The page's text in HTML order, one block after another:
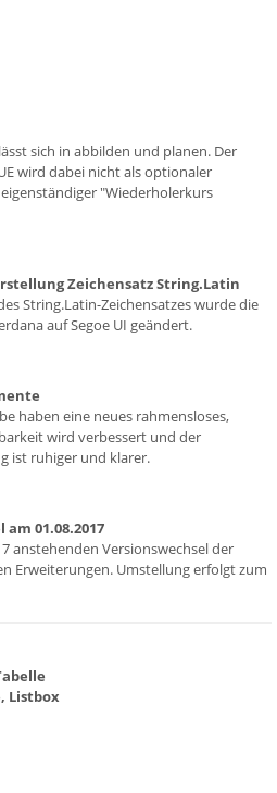
sich in abbilden und planen. Der
wird dabei nicht als optionaler
"Wiederholerkurs
Zeichensatz String.Latin
String.Latin-Zeichensatzes wurde die
auf Segoe UI geändert.
haben eine neues rahmensloses,
wird verbessert und der
ist ruhiger und klarer.
01.08.2017
anstehenden Versionswechsel der
Erweiterungen. Umstellung erfolgt zum
Listbox